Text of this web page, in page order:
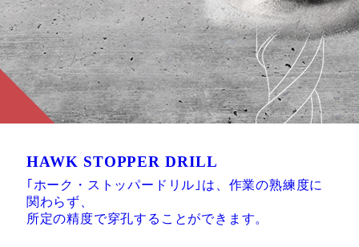
HAWK STOPPER DRILL
｢ホーク・ストッパードリル｣は、作業の熟練度に
関わらず、
所定の精度で穿孔することができます。